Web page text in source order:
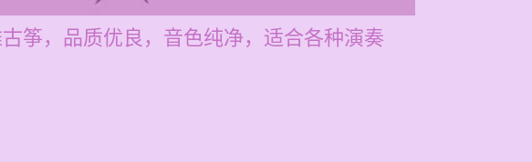
筝，品质优良，音色纯净，适合各种演奏